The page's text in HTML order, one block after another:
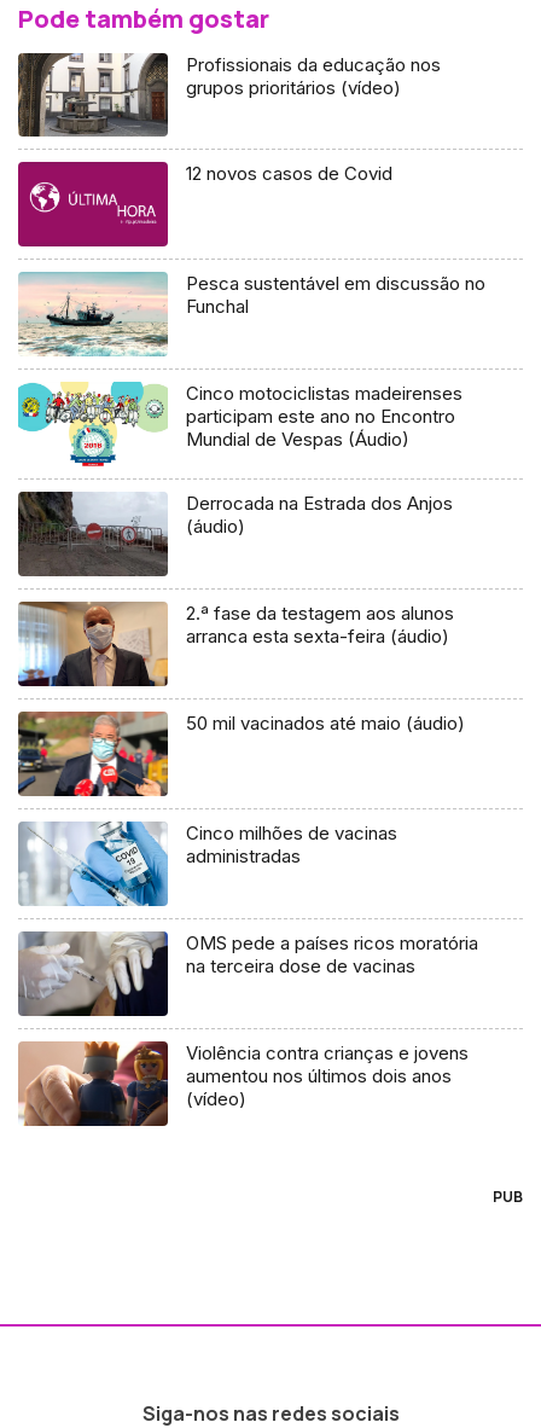
Pode também gostar
Profissionais da educação nos
grupos prioritários (vídeo)
12 novos casos de Covid
Pesca sustentável em discussão no
Funchal
Cinco motociclistas madeirenses
participam este ano no Encontro
Mundial de Vespas (Áudio)
Derrocada na Estrada dos Anjos
(áudio)
2.ª fase da testagem aos alunos
arranca esta sexta-feira (áudio)
50 mil vacinados até maio (áudio)
Cinco milhões de vacinas
administradas
OMS pede a países ricos moratória
na terceira dose de vacinas
Violência contra crianças e jovens
aumentou nos últimos dois anos
(vídeo)
PUB
Siga-nos nas redes sociais